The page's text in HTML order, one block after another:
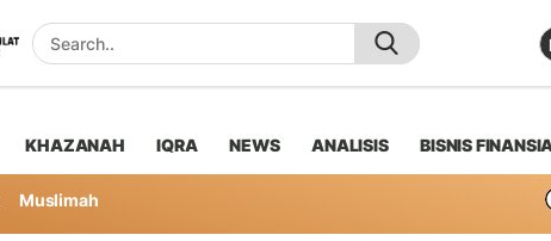
KHAZANAH IQRA NEWS ANALISIS BISNIS
Muslimah